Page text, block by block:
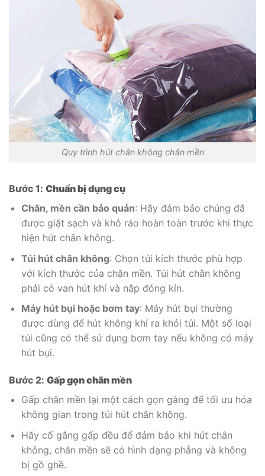
Quy trình hút chân không chăn mền
Bước 1: Chuẩn bị dụng cụ
Chăn, mền cần bảo quản: Hãy đảm bảo chúng đã
được giặt sạch và khô ráo hoàn toàn trước khi thực
hiện hút chân không.
Túi hút chân không: Chọn túi kích thước phù hợp
với kích thước của chăn mền. Túi hút chân không
phải có van hút khí và nắp đóng kín.
Máy hút bụi hoặc bơm tay: Máy hút bụi thường
được dùng để hút không khí ra khỏi túi. Một số loại
túi cũng có thể sử dụng bơm tay nếu không có máy
hút bụi.
Bước 2: Gấp gọn chăn mền
Gấp chăn mền lại một cách gọn gàng để tối ưu hóa
không gian trong túi hút chân không.
Hãy cố gắng gấp đều để đảm bảo khi hút chân
không, chăn mền sẽ có hình dạng phẳng và không
bị gồ ghề.